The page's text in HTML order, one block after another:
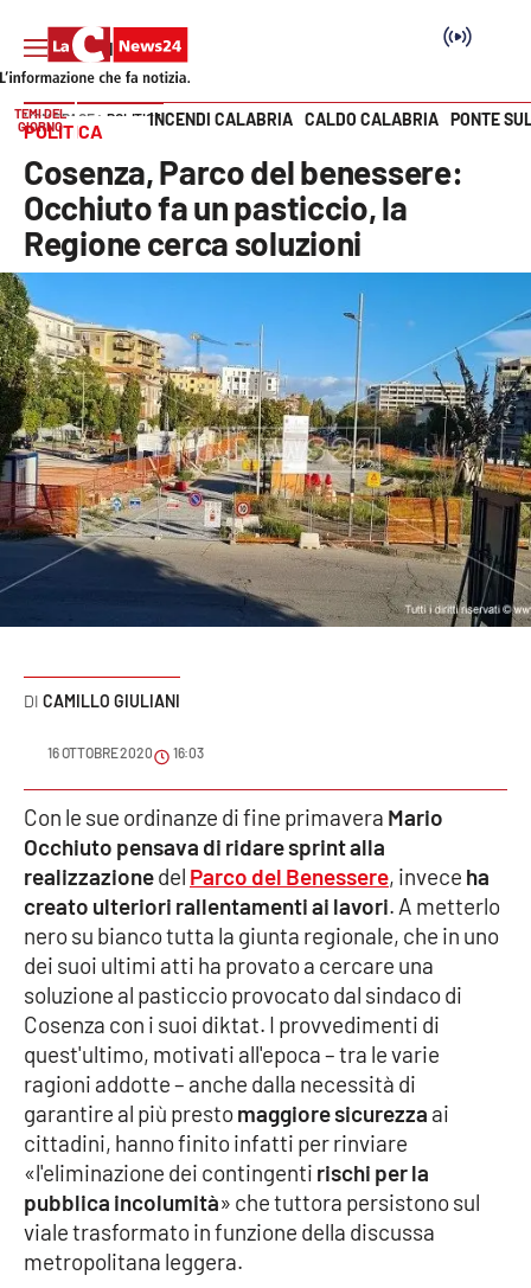
SEZIONI
Cronaca
Politica
Attualità
Economia e lavoro
Italia Mondo
Sanità
Meteo
Editoriali
VIDEO
Ambiente
Cronaca
Cultura
Economia e Lavoro
Politica
Vai
TEMI DEL
GIORNO
INCENDI CALABRIA CALDO CALABRIA PONTE
HOME PAGE POLITICA
POLITICA
Cosenza, Parco del benessere:
Occhiuto fa un pasticcio, la
Regione cerca soluzioni
CAMILLO GIULIANI
16 OTTOBRE 2020 16:03
Con le sue ordinanze di fine primavera Mario
Occhiuto pensava di ridare sprint alla
realizzazionedel Parco del Benessere, invece ha
creato ulteriori rallentamenti ai lavori. A metterlo
nero su bianco tutta la giunta regionale, che in uno
dei suoi ultimi atti ha provato a cercare una
soluzione al pasticcio provocato dal sindaco di
Cosenza con i suoi diktat. I provvedimenti di
quest'ultimo, motivati all'epoca – tra le varie
ragioni addotte – anche dalla necessità di
garantire al più prestomaggiore sicurezza ai
cittadini, hanno finito infatti per rinviare
«l'eliminazione dei contingenti rischi per la
pubblica incolumità» che tuttora persistono sul
viale trasformato in funzione della discussa
metropolitana leggera.